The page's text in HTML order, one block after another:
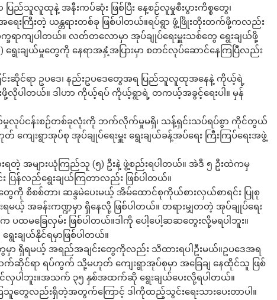
ည်သူလူထုနဲ့ အနီးကပ်ဆုံး ဖြစ်ပြီး နေ့စဉ်လူမှုစီးပွားကိစ္စတွေ၊
ြီးတဲ့ ယန္တရားတစ်ခု ဖြစ်ပါတယ်။ရပ်ရွာ ဖွံ့ဖြိုးတိုးတက်ဖို့ကလည်း
ရာကျပါတယ်။ လတ်တလောမှာ အုပ်ချုပ်ရေးမှူးသစ်တွေ ရွေးချယ်ဖို့
းချယ်မှုတွေကို နေရာအနှံ့အပြားမှာ စတင်လုပ်ဆောင်နေကြပြီလည်း
ခြင်းဆိုင်ရာ ဥပဒေ၊ နည်းဥပဒေတွေအရ ပြည်သူလူထုအနေနဲ့ ကိုယ့်ရဲ့
လိုပါတယ်။ ဒါဟာ ကိုယ့်ရပ် ကိုယ့်ရွာရဲ့ တကယ့်အခွင့်ရေးပါ။ မှန်
ယ်မှုလုပ်ငန်းစဉ်တစ်ခုလုံးကို ဘက်လိုက်မှုမရှိ၊ သန့်ရှင်းသပ်ရပ်စွာ ကိုင်တွယ်
ရွာအုပ်စု အုပ်ချုပ်ရေးမှူး ရွေးချယ်ခန့်အပ်ရေး ကြီးကြပ်ရေးအဖွဲ့
ရတဲ့ အများယုံကြည်သူ (၅) ဦးနဲ့ ဖွဲ့စည်းရပါတယ်။ အဲဒီ ၅ ဦးထဲကမှ
ပြန်လည်ရွေးချယ်ကြတာလည်း ဖြစ်ပါတယ်။
ေကို စိစစ်တာ၊ ဆန္ဒမဲပေးမယ့် အိမ်ထောင်စုကိုယ်စားလှယ်စာရင်း ပြုစု
အခန်းကဏ္ဍမှာ ရှိနေလို့ ဖြစ်ပါတယ်။ တရားမျှတတဲ့ အုပ်ချုပ်ရေး
ထမခြေလှမ်း ဖြစ်ပါတယ်။ဒါကို ပေါ့ပေါ့ဆဆတွေးလို့မရပါဘူး။
ချယ်နိုင်ရမှာဖြစ်ပါတယ်။
ာ ရှိရမယ့် အရည်အချင်း‌‌တွေကိုလည်း သိထားရပါဦးမယ်။ဥပဒေအရ
က်ဆိုင်ရာ ရပ်ကွက် သို့မဟုတ် ကျေးရွာအုပ်စုမှာ အခြေချ နေထိုင်သူ ဖြစ်
ပါဘူး။အသက် ၃၅ နှစ်အထက်ဆို ရွေးချယ်ပေးလို့ရပါတယ်။
ေလည်းရှိတဲ့အတွက်ကြောင့် ဒါကိုထည့်သွင်းရေးသားပေးတာပါ။